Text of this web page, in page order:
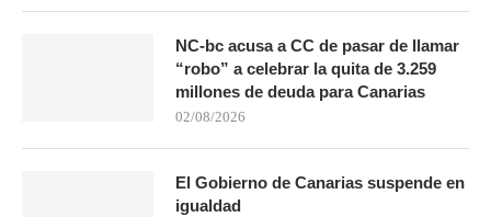
NC-bc acusa a CC de pasar de llamar
“robo” a celebrar la quita de 3.259
millones de deuda para Canarias
02/08/2026
El Gobierno de Canarias suspende en
igualdad